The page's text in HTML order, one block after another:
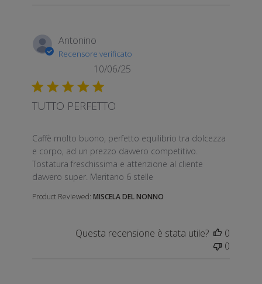
Antonino
Recensore verificato
TUTTO PERFETTO
Caffè molto buono, perfetto equilibrio tra dolcezza
e corpo, ad un prezzo davvero competitivo.
Tostatura freschissima e attenzione al cliente
davvero super. Meritano 6 stelle
read more about review content Caffè molto
Product Reviewed: MISCELA DEL NONNO
10/06/25
Questa recensione è stata utile?
0
0